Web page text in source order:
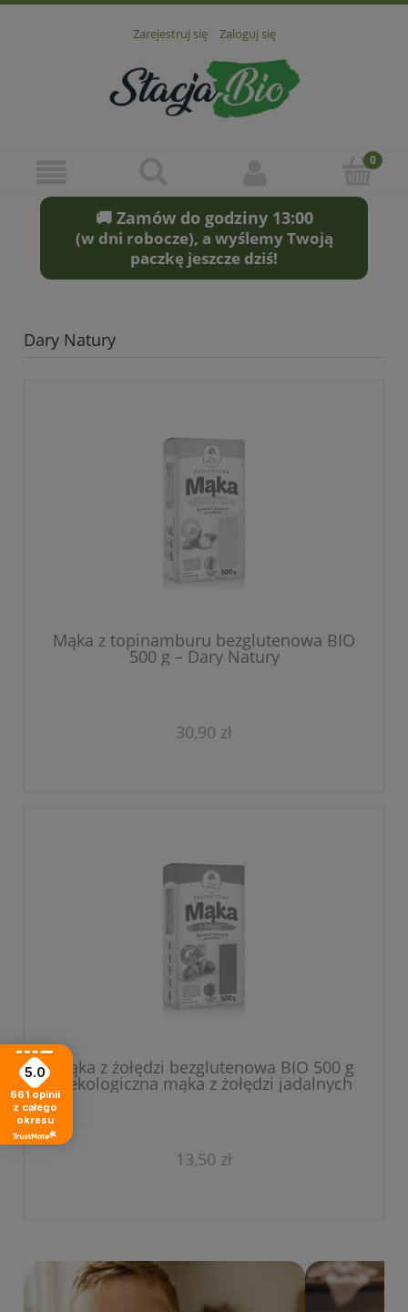
Zarejestruj się Zaloguj się
🚚 Zamów do godziny 13:00
(w dni robocze), a wyślemy Twoją
paczkę jeszcze dziś!
Dary Natury
Mąka z topinamburu bezglutenowa BIO
500 g – Dary Natury
30,90 zł
Mąka z żołędzi bezglutenowa BIO 500 g
– ekologiczna mąka z żołędzi jadalnych
13,50 zł
5.0
661 opinii
z całego
okresu